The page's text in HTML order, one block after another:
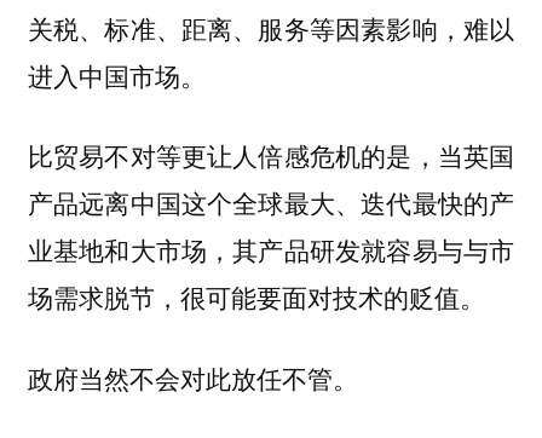
关税、标准、距离、服务等因素影响，难以
进入中国市场。
比贸易不对等更让人倍感危机的是，当英国
产品远离中国这个全球最大、迭代最快的产
业基地和大市场，其产品研发就容易与与市
场需求脱节，很可能要面对技术的贬值。
政府当然不会对此放任不管。